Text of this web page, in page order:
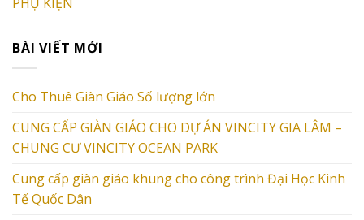
BÀI VIẾT MỚI
Cho Thuê Giàn Giáo Số lượng lớn
CUNG CẤP GIÀN GIÁO CHO DỰ ÁN VINCITY GIA LÂM –
CHUNG CƯ VINCITY OCEAN PARK
Cung cấp giàn giáo khung cho công trình Đại Học Kinh
Tế Quốc Dân